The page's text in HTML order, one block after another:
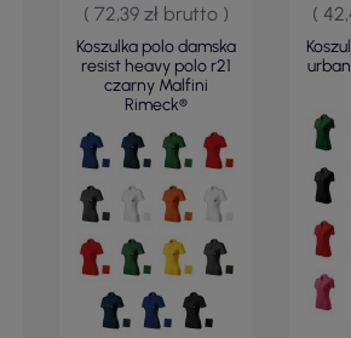
( 72,39 zł brutto )
Koszulka polo damska
resist heavy polo r21
czarny Malfini
Rimeck®
(